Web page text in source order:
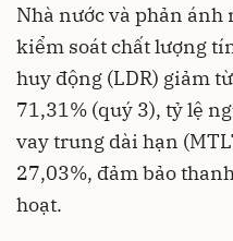
Nhà nước và phản
kiểm soát chất lượng
huy động (LDR) giảm
71,31% (quý 3), tỷ lệ
vay trung dài hạn
27,03%, đảm bảo
hoạt.